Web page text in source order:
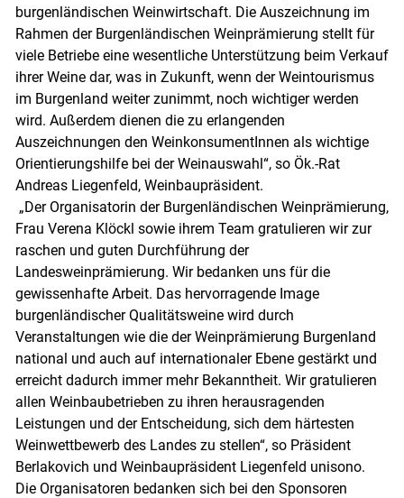
burgenländischen Weinwirtschaft. Die Auszeichnung im
Rahmen der Burgenländischen Weinprämierung stellt für
viele Betriebe eine wesentliche Unterstützung beim Verkauf
ihrer Weine dar, was in Zukunft, wenn der Weintourismus
im Burgenland weiter zunimmt, noch wichtiger werden
wird. Außerdem dienen die zu erlangenden
Auszeichnungen den WeinkonsumentInnen als wichtige
Orientierungshilfe bei der Weinauswahl“, so Ök.-Rat
Andreas Liegenfeld, Weinbaupräsident.
„Der Organisatorin der Burgenländischen Weinprämierung,
Frau Verena Klöckl sowie ihrem Team gratulieren wir zur
raschen und guten Durchführung der
Landesweinprämierung. Wir bedanken uns für die
gewissenhafte Arbeit. Das hervorragende Image
burgenländischer Qualitätsweine wird durch
Veranstaltungen wie die der Weinprämierung Burgenland
national und auch auf internationaler Ebene gestärkt und
erreicht dadurch immer mehr Bekanntheit. Wir gratulieren
allen Weinbaubetrieben zu ihren herausragenden
Leistungen und der Entscheidung, sich dem härtesten
Weinwettbewerb des Landes zu stellen“, so Präsident
Berlakovich und Weinbaupräsident Liegenfeld unisono.
Die Organisatoren bedanken sich bei den Sponsoren